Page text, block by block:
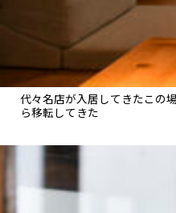
代々名店が入居してきたこの
ら移転してきた